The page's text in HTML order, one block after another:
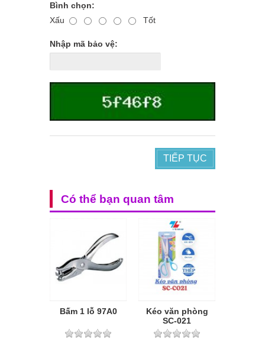
Bình chọn:
Xấu
Tốt
Nhập mã bảo vệ:
TIẾP TỤC
Có thể bạn quan tâm
Bấm 1 lỗ 97A0
Kéo văn phòng
SC-021